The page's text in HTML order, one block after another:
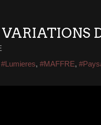
#Lumieres, #MAFFRE,